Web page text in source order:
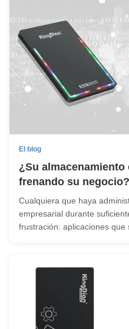
El blog
¿Su
frenando su
Cualquiera que haya
empresarial durante
frustración: aplicaciones
es el software, ...